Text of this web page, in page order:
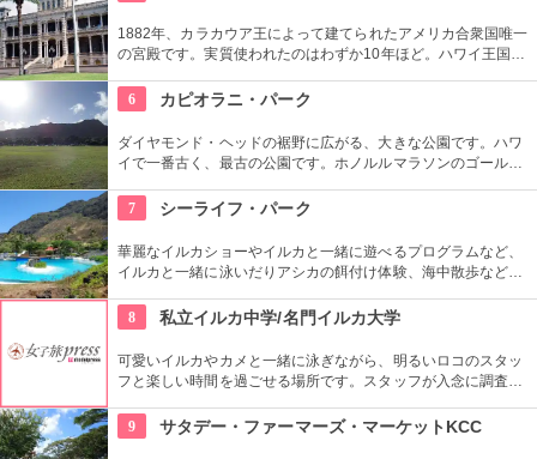
1882年、カラカウア王によって建てられたアメリカ合衆国唯一
の宮殿です。実質使われたのはわずか10年ほど。ハワイ王国滅
を経て一般公開されました。豪華絢爛な調度品は当時の4割程
度の数だとか。
6 カピオラニ・パーク
ダイヤモンド・ヘッドの裾野に広がる、大きな公園です。ハワ
イで一番古く、最古の公園です。ホノルルマラソンのゴール地
て、クイーン・カピオラニの名前が冠せられました。
7 シーライフ・パーク
華麗なイルカショーやイルカと一緒に遊べるプログラムなど、
イルカと一緒に泳いだりアシカの餌付け体験、海中散歩など、
ヌイグルミやTシャツなどオリジナルグッズも人気です。
8 私立イルカ中学/名門イルカ大学
可愛いイルカやカメと一緒に泳ぎながら、明るいロコのスタッ
フと楽しい時間を過ごせる場所です。スタッフが入念に調査す
やフラなどの“授業”もあります。“卒業”時の達成感は一緒の思い
出になりそうですね。
9 サタデー・ファーマーズ・マーケットKCC